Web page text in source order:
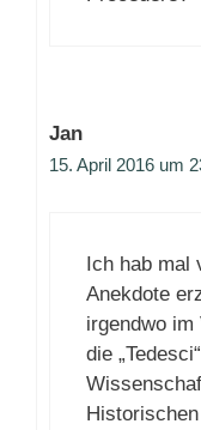
Jan
15. April 2016 um
Ich hab mal
Anekdote
irgendwo im
die